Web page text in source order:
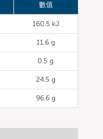
數值
160.5 kJ
11.6 g
0.5 g
24.5 g
96.6 g